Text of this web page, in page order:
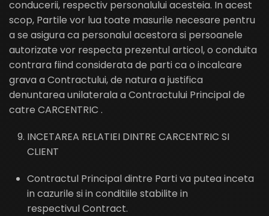
conducerii, respectiv personalului acesteia. In acest
scop, Partile vor lua toate masurile necesare pentru
a se asigura ca personalul acestora si persoanele
autorizate vor respecta prezentul articol, o conduita
contrara fiind considerata de parti ca o incalcare
grava a Contractului, de natura a justifica
denuntarea unilaterala a Contractului Principal de
catre CARCENTRIC .
INCETAREA RELATIEI DINTRE CARCENTRIC SI
CLIENT
Contractul Principal dintre Parti va putea inceta
in cazurile si in conditiile stabilite in
respectivul Contract.